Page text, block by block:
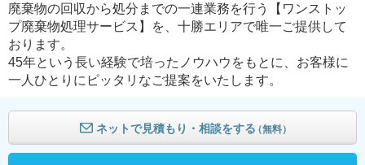
廃棄物の回収から処分までの一連業務を行う【ワンストッ
プ廃棄物処理サービス】を、十勝エリアで唯一ご提供して
おります。
45年という長い経験で培ったノウハウをもとに、お客様に
一人ひとりにピッタリなご提案をいたします。
ネットで見積もり・相談をする（無料）